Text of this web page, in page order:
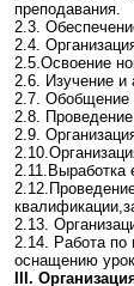
преподавания.
2.3.
2.4.
2.5.Освоение
2.6. Изучение и
2.7. Обобщение
2.8.
2.9.
2.11.Выработка
2.13.
2.14. Работа по
оснащению
III.